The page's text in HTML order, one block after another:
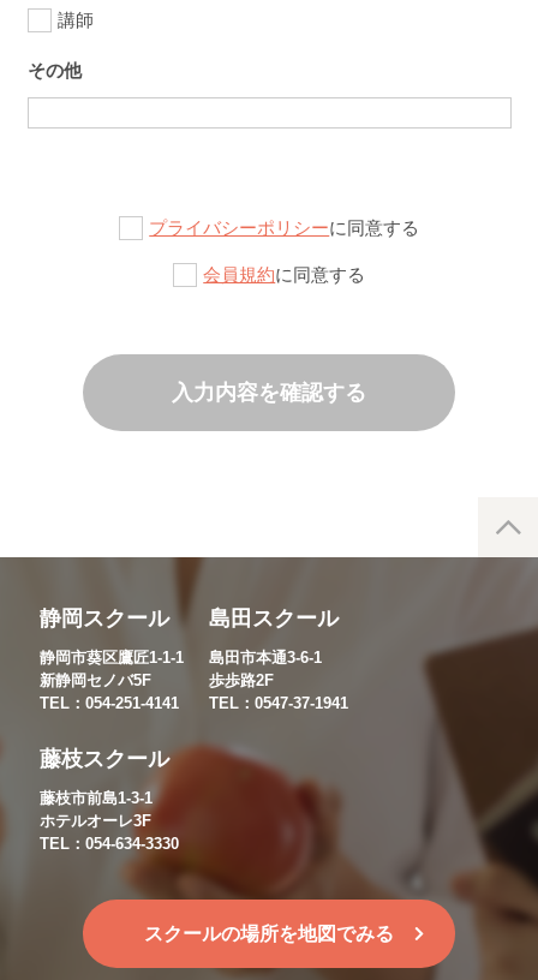
講師
その他
プライバシーポリシーに同意する
会員規約に同意する
入力内容を確認する
静岡スクール
静岡市葵区鷹匠1-1-1
新静岡セノバ5F
TEL：054-251-4141
島田スクール
島田市本通3-6-1
歩歩路2F
TEL：0547-37-1941
藤枝スクール
藤枝市前島1-3-1
ホテルオーレ3F
TEL：054-634-3330
スクールの場所を地図でみる